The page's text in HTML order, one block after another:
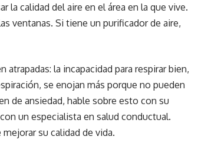
la calidad del aire en el área en la que vive.
ventanas. Si tiene un purificador de aire,
la incapacidad para respirar bien,
se enojan más porque no pueden
de ansiedad, hable sobre esto con su
un especialista en salud conductual.
su calidad de vida.